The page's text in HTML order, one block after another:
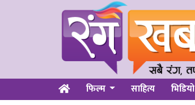
फिल्म साहित्य भिडियो